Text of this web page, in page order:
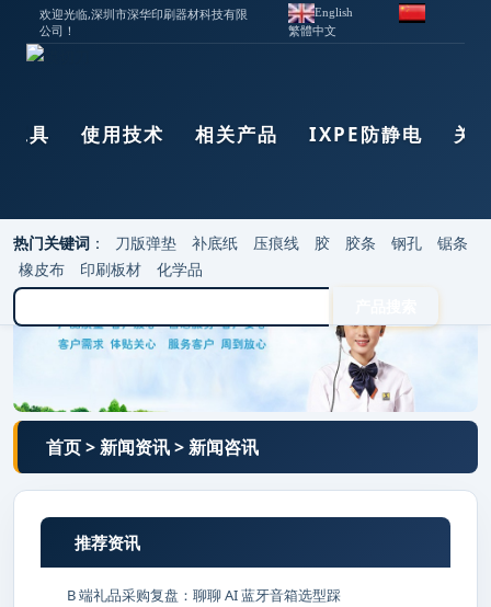
欢迎光临,深圳市深华印刷器材科技有限
公司！
English
繁體中文
工具 使用技术 相关产品 IXPE防静电 关
热门关键词 ： 刀版弹垫 补底纸 压痕线 胶 胶条 钢孔
锯条
橡皮布
印刷板材 化学品
首页>新闻资讯>新闻咨讯
推荐资讯
B 端礼品采购复盘：聊聊 AI 蓝牙音箱选型踩